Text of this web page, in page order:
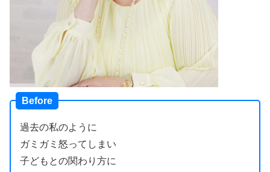
Before
過去の私のように
ガミガミ怒ってしまい
子どもとの関わり方に